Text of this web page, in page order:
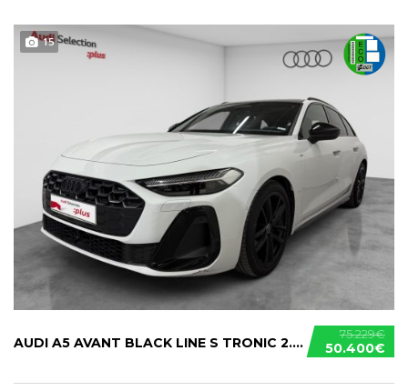
15
75.229€
50.400€
AUDI A5 AVANT BLACK LINE S TRONIC 2.0 TDI